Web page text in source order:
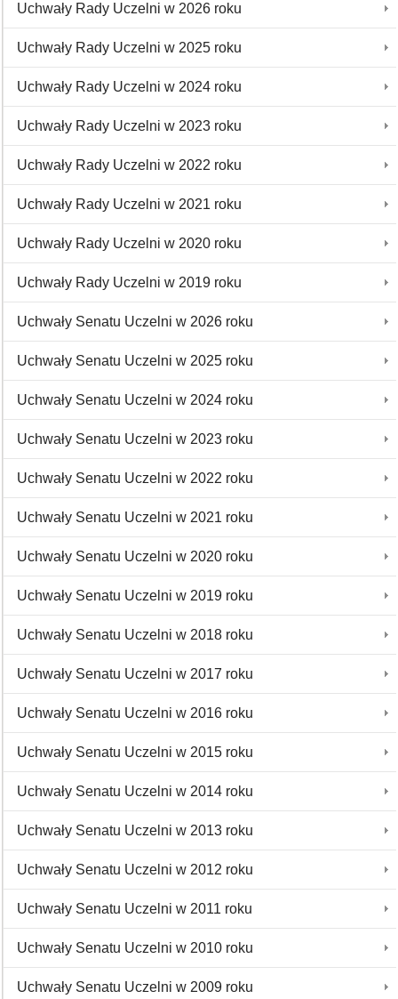
Uchwały Rady Uczelni w 2026 roku
Uchwały Rady Uczelni w 2025 roku
Uchwały Rady Uczelni w 2024 roku
Uchwały Rady Uczelni w 2023 roku
Uchwały Rady Uczelni w 2022 roku
Uchwały Rady Uczelni w 2021 roku
Uchwały Rady Uczelni w 2020 roku
Uchwały Rady Uczelni w 2019 roku
Uchwały Senatu Uczelni w 2026 roku
Uchwały Senatu Uczelni w 2025 roku
Uchwały Senatu Uczelni w 2024 roku
Uchwały Senatu Uczelni w 2023 roku
Uchwały Senatu Uczelni w 2022 roku
Uchwały Senatu Uczelni w 2021 roku
Uchwały Senatu Uczelni w 2020 roku
Uchwały Senatu Uczelni w 2019 roku
Uchwały Senatu Uczelni w 2018 roku
Uchwały Senatu Uczelni w 2017 roku
Uchwały Senatu Uczelni w 2016 roku
Uchwały Senatu Uczelni w 2015 roku
Uchwały Senatu Uczelni w 2014 roku
Uchwały Senatu Uczelni w 2013 roku
Uchwały Senatu Uczelni w 2012 roku
Uchwały Senatu Uczelni w 2011 roku
Uchwały Senatu Uczelni w 2010 roku
Uchwały Senatu Uczelni w 2009 roku